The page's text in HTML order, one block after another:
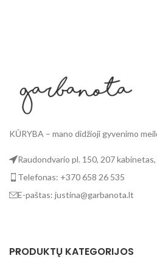
KŪRYBA – mano didžioji gyvenimo
Raudondvario pl. 150, 207
Telefonas: +370 658 26 535
E-paštas: justina@garbanota.lt
PRODUKTŲ KATEGORIJOS